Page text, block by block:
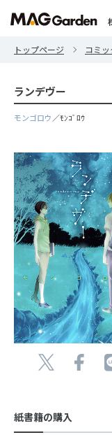
トップページ コミ
ランデヴー
モンゴロウ ／ﾓﾝｺﾞﾛｳ
紙書籍の購入